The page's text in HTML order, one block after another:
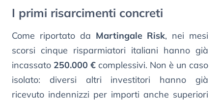
I primi risarcimenti concreti
Come riportato da Martingale Risk, nei mesi
scorsi cinque risparmiatori italiani hanno già
incassato 250.000 € complessivi. Non è un caso
isolato: diversi altri investitori hanno già
ricevuto indennizzi per importi anche superiori